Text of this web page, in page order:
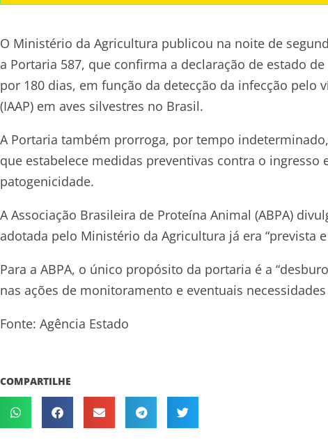
O Ministério da Agricultura publicou na noite de
a Portaria 587, que confirma a declaração de estado
por 180 dias, em função da detecção da infecção pelo
(IAAP) em aves silvestres no Brasil.
A Portaria também prorroga, por tempo
que estabelece medidas preventivas contra o
patogenicidade.
A Associação Brasileira de Proteína Animal (ABPA)
adotada pelo Ministério da Agricultura já era “prevista
Para a ABPA, o único propósito da portaria é a
nas ações de monitoramento e eventuais
Fonte: Agência Estado
COMPARTILHE